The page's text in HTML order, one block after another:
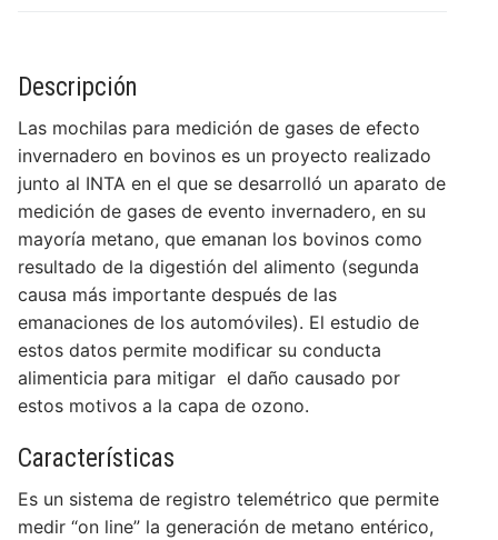
Alquiler de máquinas de anestesia
Descripción
Las mochilas para medición de gases de efecto
invernadero en bovinos es un proyecto realizado
junto al INTA en el que se desarrolló un aparato de
medición de gases de evento invernadero, en su
mayoría metano, que emanan los bovinos como
resultado de la digestión del alimento (segunda
causa más importante después de las
emanaciones de los automóviles). El estudio de
estos datos permite modificar su conducta
alimenticia para mitigar el daño causado por
estos motivos a la capa de ozono.
Características
Es un sistema de registro telemétrico que permite
medir “on line” la generación de metano entérico,